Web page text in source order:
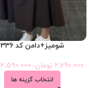
شومیز+دامن کد 336
2.290.000 تومان–
2.590.000
انتخاب گزینه ها